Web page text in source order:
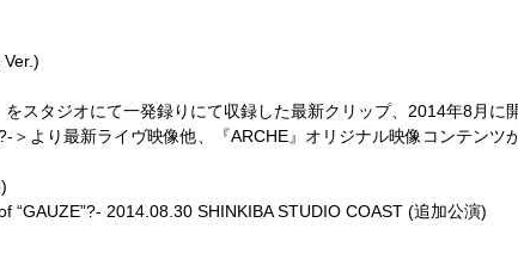
スタジオにて一発録りにて収録した最新クリップ、2014年8月に
＞より最新ライヴ映像他、『ARCHE』オリジナル映像コンテンツ
“GAUZE”?- 2014.08.30 SHINKIBA STUDIO COAST (追加公演)